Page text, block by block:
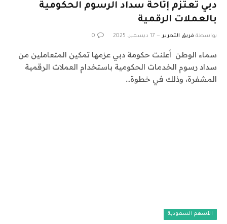
دبي تعتزم إتاحة سداد الرسوم الحكومية
بالعملات الرقمية
بواسطة فريق التحرير 17 ديسمبر، 2025 0
سماء الوطن أعلنت حكومة دبي عزمها تمكين المتعاملين من
سداد رسوم الخدمات الحكومية باستخدام العملات الرقمية
المشفرة، وذلك في خطوة…
الأسهم السعودية